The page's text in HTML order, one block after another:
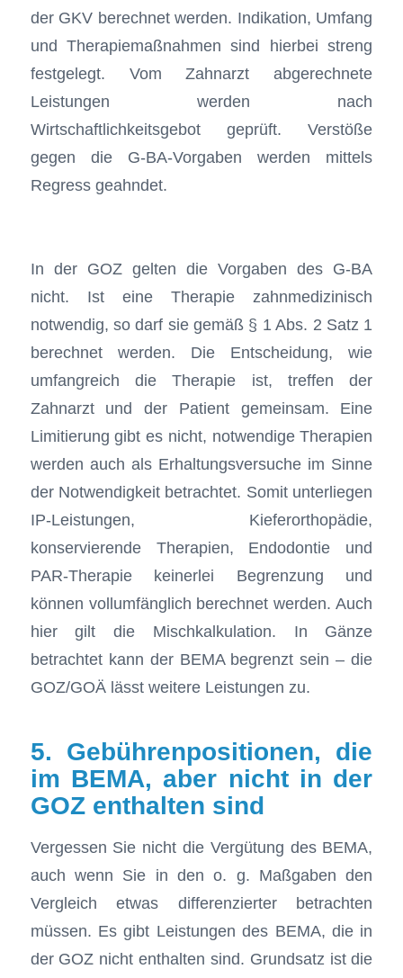
der GKV berechnet werden. Indikation, Umfang
und Therapiemaßnahmen sind hierbei streng
festgelegt. Vom Zahnarzt abgerechnete
Leistungen werden nach
Wirtschaftlichkeitsgebot geprüft. Verstöße
gegen die G-BA-Vorgaben werden mittels
Regress geahndet.
In der GOZ gelten die Vorgaben des G-BA
nicht. Ist eine Therapie zahnmedizinisch
notwendig, so darf sie gemäß § 1 Abs. 2 Satz 1
berechnet werden. Die Entscheidung, wie
umfangreich die Therapie ist, treffen der
Zahnarzt und der Patient gemeinsam. Eine
Limitierung gibt es nicht, notwendige Therapien
werden auch als Erhaltungsversuche im Sinne
der Notwendigkeit betrachtet. Somit unterliegen
IP-Leistungen, Kieferorthopädie,
konservierende Therapien, Endodontie und
PAR-Therapie keinerlei Begrenzung und
können vollumfänglich berechnet werden. Auch
hier gilt die Mischkalkulation. In Gänze
betrachtet kann der BEMA begrenzt sein – die
GOZ/GOÄ lässt weitere Leistungen zu.
5. Gebührenpositionen, die
im BEMA, aber nicht in der
GOZ enthalten sind
Vergessen Sie nicht die Vergütung des BEMA,
auch wenn Sie in den o. g. Maßgaben den
Vergleich etwas differenzierter betrachten
müssen. Es gibt Leistungen des BEMA, die in
der GOZ nicht enthalten sind. Grundsatz ist die